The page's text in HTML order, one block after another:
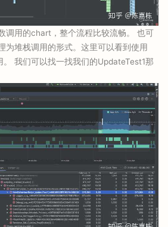
调用的chart，整个流程比较流畅。 也可
为堆栈调用的形式。这里可以看到使用
我们可以找一找我们的UpdateTest1那